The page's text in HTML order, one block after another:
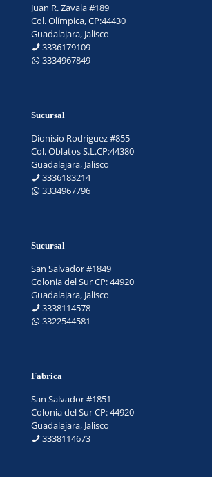
Juan R. Zavala #189
Col. Olímpica, CP:44430
Guadalajara, Jalisco
3336179109
3334967849
Sucursal
Dionisio Rodríguez #855
Col. Oblatos S.L.CP:44380
Guadalajara, Jalisco
3336183214
3334967796
Sucursal
San Salvador #1849
Colonia del Sur CP: 44920
Guadalajara, Jalisco
3338114578
3322544581
Fabrica
San Salvador #1851
Colonia del Sur CP: 44920
Guadalajara, Jalisco
3338114673